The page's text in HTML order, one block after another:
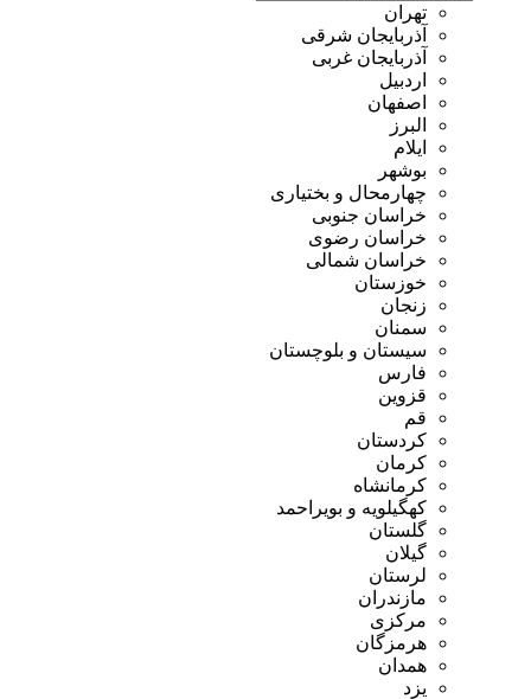
تهران
آذربایجان شرقی
آذربایجان غربی
اردبیل
اصفهان
البرز
ایلام
بوشهر
چهارمحال و بختیاری
خراسان جنوبی
خراسان رضوی
خراسان شمالی
خوزستان
زنجان
سمنان
سیستان و بلوچستان
فارس
قزوین
قم
کردستان
کرمان
کرمانشاه
کهگیلویه و بویراحمد
گلستان
گیلان
لرستان
مازندران
مرکزی
هرمزگان
همدان
یزد